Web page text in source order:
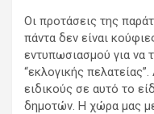
Οι προτάσεις της
πάντα δεν είναι
εντυπωσιασμού για να
“εκλογικής
ειδικούς σε αυτό το
δημοτών. Η χώρα μας